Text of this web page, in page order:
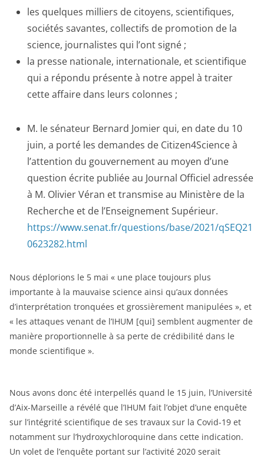
les quelques milliers de citoyens, scientifiques,
sociétés savantes, collectifs de promotion de la
science, journalistes qui l’ont signé ;
la presse nationale, internationale, et scientifique
qui a répondu présente à notre appel à traiter
cette affaire dans leurs colonnes ;
M. le sénateur Bernard Jomier qui, en date du 10
juin, a porté les demandes de Citizen4Science à
l’attention du gouvernement au moyen d’une
question écrite publiée au Journal Officiel adressée
à M. Olivier Véran et transmise au Ministère de la
Recherche et de l’Enseignement Supérieur.
https://www.senat.fr/questions/base/2021/qSEQ21
0623282.html
Nous déplorions le 5 mai « une place toujours plus
importante à la mauvaise science ainsi qu’aux données
d’interprétation tronquées et grossièrement manipulées », et
« les attaques venant de l’IHUM [qui] semblent augmenter de
manière proportionnelle à sa perte de crédibilité dans le
monde scientifique ».
Nous avons donc été interpellés quand le 15 juin, l’Université
d’Aix-Marseille a révélé que l’IHUM fait l’objet d’une enquête
sur l’intégrité scientifique de ses travaux sur la Covid-19 et
notamment sur l’hydroxychloroquine dans cette indication.
Un volet de l’enquête portant sur l’activité 2020 serait